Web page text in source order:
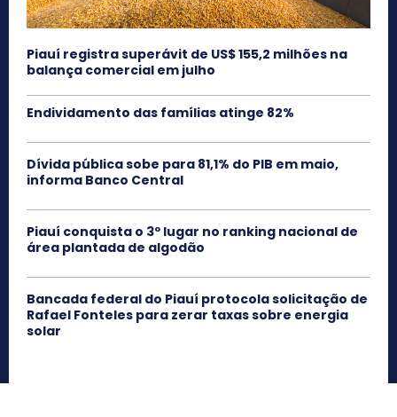
Piauí registra superávit de US$ 155,2 milhões na
balança comercial em julho
Endividamento das famílias atinge 82%
Dívida pública sobe para 81,1% do PIB em maio,
informa Banco Central
Piauí conquista o 3º lugar no ranking nacional de
área plantada de algodão
Bancada federal do Piauí protocola solicitação de
Rafael Fonteles para zerar taxas sobre energia
solar